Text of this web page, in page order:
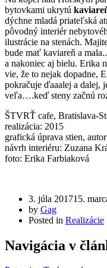
bytovkami ukrytú
dýchne mladá priateľská
pôvodný interiér
ilustrácie na stenách.
bude mať kaviareň a
a nakoniec aj bielu. Erika
vie, že to nejak dopadne,
pokračuje ďaaalej a dalej,
veľa….keď steny začnú
ŠTVRŤ cafe, Bratislava-
realizácia: 2015
grafická úprava stien,
návrh interiéru: Zuzana
foto: Erika Farbiaková
3. júla 201715.
by Gag
Posted in Realizácie
Navigácia v